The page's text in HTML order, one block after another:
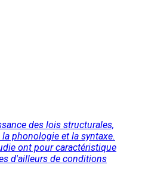
des lois structurales,
phonologie et la syntaxe.
ont pour caractéristique
d'ailleurs de conditions